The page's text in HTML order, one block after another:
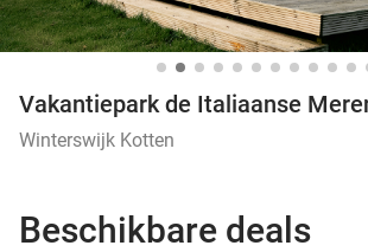
Vakantiepark de Italiaanse
Winterswijk Kotten
Beschikbare deals